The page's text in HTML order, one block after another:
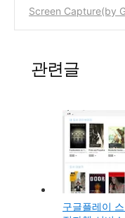
(0)
논문,자료,서적등을
Screen Capture(by
관련글
구글플레이